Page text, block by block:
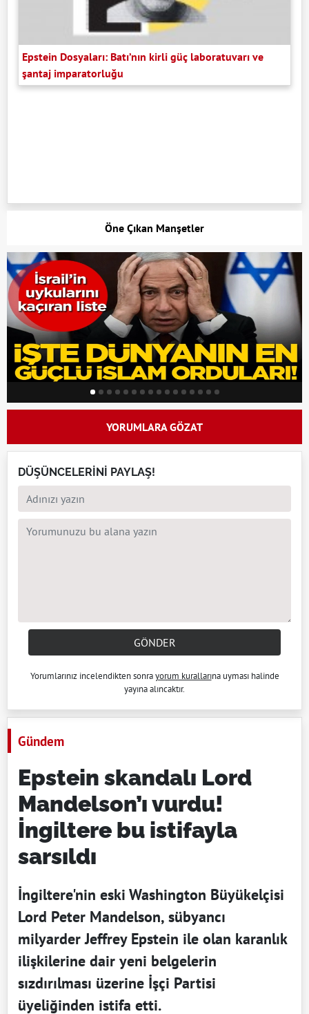
Epstein Dosyaları: Batı’nın kirli güç laboratuvarı ve
şantaj imparatorluğu
Öne Çıkan Manşetler
YORUMLARA GÖZAT
DÜŞÜNCELERİNİ PAYLAŞ!
GÖNDER
Yorumlarınız incelendikten sonrayorum kurallarına uyması halinde
yayına alıncaktır.
Gündem
Epstein skandalı Lord
Mandelson’ı vurdu!
İngiltere bu istifayla
sarsıldı
İngiltere'nin eski Washington Büyükelçisi
Lord Peter Mandelson, sübyancı
milyarder Jeffrey Epstein ile olan karanlık
ilişkilerine dair yeni belgelerin
sızdırılması üzerine İşçi Partisi
üyeliğinden istifa etti.